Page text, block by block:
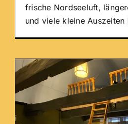
frische Nordseeluft,
und viele kleine Auszeiten